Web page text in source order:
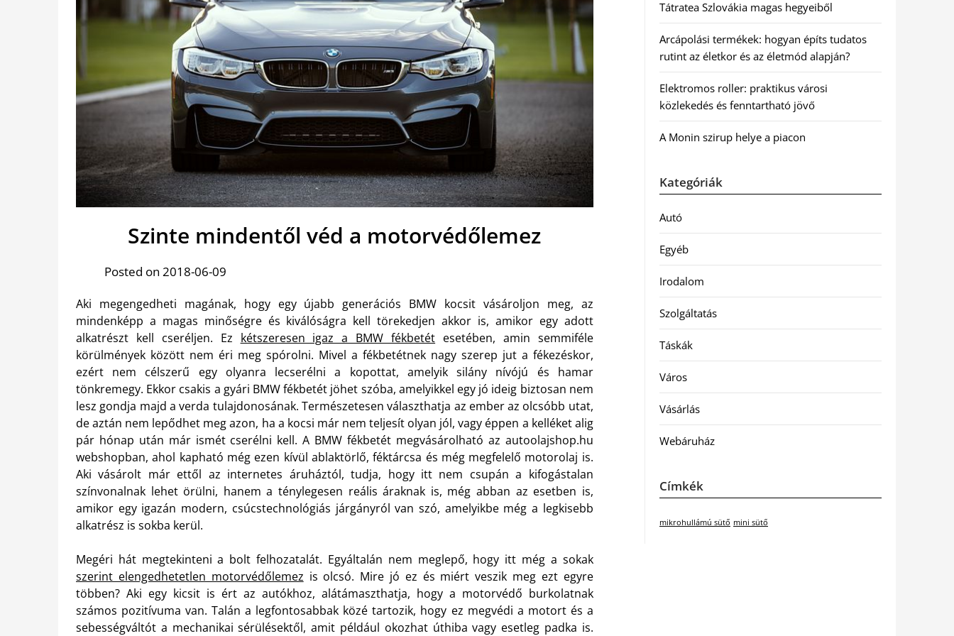
Szinte mindentől véd a motorvédőlemez
Posted on 2018-06-09
Aki megengedheti magának, hogy egy újabb generációs BMW kocsit vásároljon meg, az
mindenképp a magas minőségre és kiválóságra kell törekedjen akkor is, amikor egy adott
alkatrészt kell cseréljen. Ez kétszeresen igaz a BMW fékbetét esetében, amin semmiféle
körülmények között nem éri meg spórolni. Mivel a fékbetétnek nagy szerep jut a fékezéskor,
ezért nem célszerű egy olyanra lecserélni a kopottat, amelyik silány nívójú és hamar
tönkremegy. Ekkor csakis a gyári BMW fékbetét jöhet szóba, amelyikkel egy jó ideig biztosan nem
lesz gondja majd a verda tulajdonosának. Természetesen választhatja az ember az olcsóbb utat,
de aztán nem lepődhet meg azon, ha a kocsi már nem teljesít olyan jól, vagy éppen a kelléket alig
pár hónap után már ismét cserélni kell. A BMW fékbetét megvásárolható az autoolajshop.hu
webshopban, ahol kapható még ezen kívül ablaktörlő, féktárcsa és még megfelelő motorolaj is.
Aki vásárolt már ettől az internetes áruháztól, tudja, hogy itt nem csupán a kifogástalan
színvonalnak lehet örülni, hanem a ténylegesen reális áraknak is, még abban az esetben is,
amikor egy igazán modern, csúcstechnológiás járgányról van szó, amelyikbe még a legkisebb
alkatrész is sokba kerül.
Megéri hát megtekinteni a bolt felhozatalát. Egyáltalán nem meglepő, hogy itt még a sokak
szerint elengedhetetlen motorvédőlemez is olcsó. Mire jó ez és miért veszik meg ezt egyre
többen? Aki egy kicsit is ért az autókhoz, alátámaszthatja, hogy a motorvédő burkolatnak
számos pozitívuma van. Talán a legfontosabbak közé tartozik, hogy ez megvédi a motort és a
sebességváltót a mechanikai sérülésektől, amit például okozhat úthiba vagy esetleg padka is.
Tátratea Szlovákia magas hegyeiből
Arcápolási termékek: hogyan építs tudatos
rutint az életkor és az életmód alapján?
Elektromos roller: praktikus városi
közlekedés és fenntartható jövő
A Monin szirup helye a piacon
Kategóriák
Autó
Egyéb
Irodalom
Szolgáltatás
Táskák
Város
Vásárlás
Webáruház
Címkék
mikrohullámú sütő mini sütő